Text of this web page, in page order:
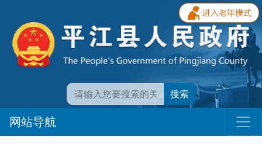
搜索
网站导航